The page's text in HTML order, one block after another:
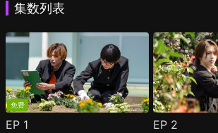
集数列表
免费
EP 1 EP 2